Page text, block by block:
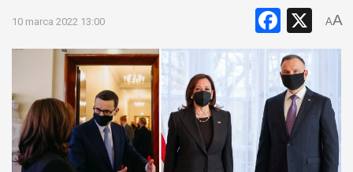
10 marca 2022 13:00 X
AA